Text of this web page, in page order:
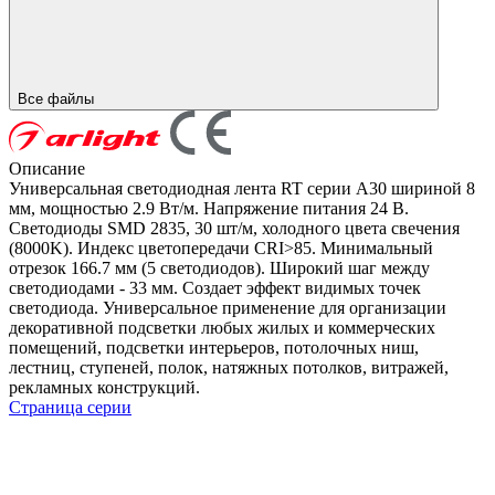
Все файлы
Описание
Универсальная светодиодная лента RT серии A30 шириной 8
мм, мощностью 2.9 Вт/м. Напряжение питания 24 В.
Светодиоды SMD 2835, 30 шт/м, холодного цвета свечения
(8000K). Индекс цветопередачи CRI>85. Минимальный
отрезок 166.7 мм (5 светодиодов). Широкий шаг между
светодиодами - 33 мм. Создает эффект видимых точек
светодиода. Универсальное применение для организации
декоративной подсветки любых жилых и коммерческих
помещений, подсветки интерьеров, потолочных ниш,
лестниц, ступеней, полок, натяжных потолков, витражей,
рекламных конструкций.
Страница серии